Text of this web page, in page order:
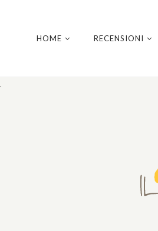
.
HOME RECENSIONI